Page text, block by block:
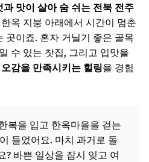
과 맛이 살아 숨 쉬는 전북 전주
옥 지붕 아래에서 시간이 멈춘
곳이죠. 혼자 거닐기 좋은 골목
수 있는 찻집, 그리고 입맛을
오감을 만족시키는 힐링을 경험
복을 입고 한옥마을을 걷는
들었어요. 마치 과거로 돌
? 바쁜 일상을 잠시 잊고 여